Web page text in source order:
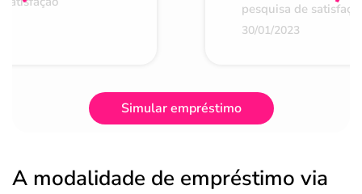
pesquisa de
30/01/2023
Simular empréstimo
A modalidade de empréstimo via